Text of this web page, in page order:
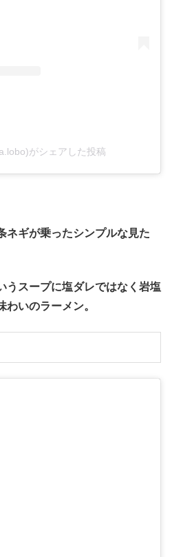
がシェアした投稿
ネギが乗ったシンプルな見た
うスープに塩ダレではなく岩塩
いのラーメン。